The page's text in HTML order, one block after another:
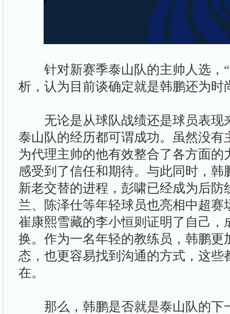
针对新赛季泰山队的主帅人选，“
析，认为目前谈确定就是韩鹏还为时
无论是从球队战绩还是球员表现
泰山队的经历都可谓成功。虽然没有
为代理主帅的他有效整合了各方面的
感受到了信任和期待。与此同时，韩
新老交替的进程，彭啸已经成为后防
兰、陈泽仕等年轻球员也亮相中超赛
崔康熙雪藏的李小恒则证明了自己，
换。作为一名年轻的教练员，韩鹏更
态，也更容易找到沟通的方式，这些
在。
那么，韩鹏是否就是泰山队的下